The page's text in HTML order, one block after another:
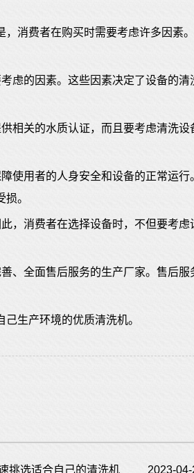
，消费者在购买时需要考虑许多因素。
虑的因素。这些因素决定了设备的清
相关的水质认证，而且要考虑清洗设
使用者的人身安全和设备的正常运行
。
，消费者在选择设备时，不但要考虑
、全面售后服务的生产厂家。售后服
生产环境的优质清洗机。
挑选适合自己的清洗机 2023-